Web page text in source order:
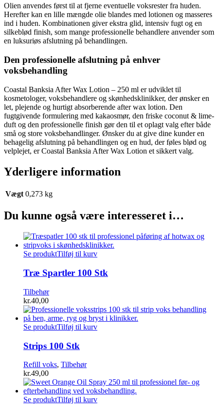
Olien anvendes først til at fjerne eventuelle voksrester fra huden.
Herefter kan en lille mængde olie blandes med lotionen og masseres
ind i huden. Kombinationen giver ekstra glid, intensiv fugt og en
silkeblød finish, som mange professionelle behandlere anvender som
en luksuriøs afslutning på behandlingen.
Den professionelle afslutning på enhver
voksbehandling
Coastal Banksia After Wax Lotion – 250 ml er udviklet til
kosmetologer, voksbehandlere og skønhedsklinikker, der ønsker en
let, plejende og hurtigt absorberende after wax lotion. Den
fugtgivende formulering med kakaosmør, den friske coconut & lime-
duft og den professionelle finish gør den til et oplagt valg efter både
små og store voksbehandlinger. Ønsker du at give dine kunder en
behagelig afslutning på behandlingen og en hud, der føles blød og
velplejet, er Coastal Banksia After Wax Lotion et sikkert valg.
Yderligere information
Vægt 0,273 kg
Du kunne også være interesseret i…
Se produktTilføj til kurv
Træ Spartler 100 Stk
Tilbehør
kr.40,00
Se produktTilføj til kurv
Strips 100 Stk
Refill voks, Tilbehør
kr.49,00
Se produktTilføj til kurv